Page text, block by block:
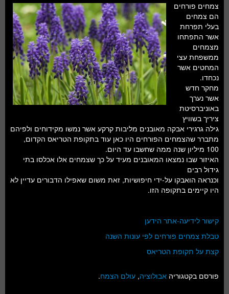
צמחים פורחים
הם צמחים
בעלי תפרחת
אשר התפתחו
מצמחים
ממשפחת עצי
המחטים אשר
נכחדו.
מחקר חדש
אשר נערך
באוניברסיטת
ציריך בשוויץ
גילה גרגירי אבקה מאובנים מליבות קרקע אשר נמשו מקידוחים ולפיהם
מתברר שהצמחים הפורחים היו כאן עוד בתקופת הטריאס הקדום,
100 מיליון שנה ממה שחשבו עד היום.
האיזור שבו נמצאו המאובנים מעיד על כך שצמחים אלו אכלסו בתי
גידול רבים
וכנראה הואבקו על-ידי חיפושיות, זאת משום שאפילו הדבורים עדיין לא
היו קיימים בתקופה הזו.
קישור לידיעה-אתר הידען
טבלת צמחים פורחים לפי עונות השנה
קצת על תקופת הטריאס
פורסם בקטגוריה אבולוציה, עולם הצמח.